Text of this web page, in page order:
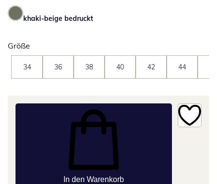
khaki-beige bedruckt
Größe
34 36 38 40 42 44
In den Warenkorb